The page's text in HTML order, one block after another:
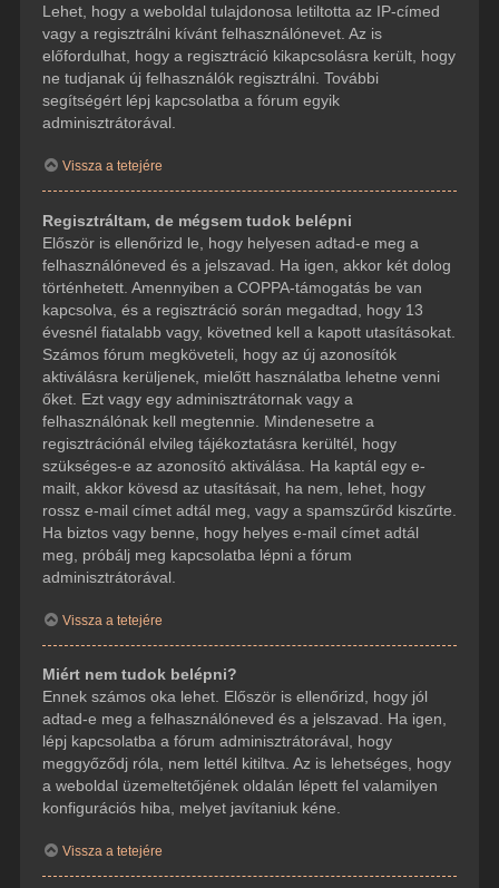
Lehet, hogy a weboldal tulajdonosa letiltotta az IP-címed
vagy a regisztrálni kívánt felhasználónevet. Az is
előfordulhat, hogy a regisztráció kikapcsolásra került, hogy
ne tudjanak új felhasználók regisztrálni. További
segítségért lépj kapcsolatba a fórum egyik
adminisztrátorával.
Vissza a tetejére
Regisztráltam, de mégsem tudok belépni
Először is ellenőrizd le, hogy helyesen adtad-e meg a
felhasználóneved és a jelszavad. Ha igen, akkor két dolog
történhetett. Amennyiben a COPPA-támogatás be van
kapcsolva, és a regisztráció során megadtad, hogy 13
évesnél fiatalabb vagy, követned kell a kapott utasításokat.
Számos fórum megköveteli, hogy az új azonosítók
aktiválásra kerüljenek, mielőtt használatba lehetne venni
őket. Ezt vagy egy adminisztrátornak vagy a
felhasználónak kell megtennie. Mindenesetre a
regisztrációnál elvileg tájékoztatásra kerültél, hogy
szükséges-e az azonosító aktiválása. Ha kaptál egy e-
mailt, akkor kövesd az utasításait, ha nem, lehet, hogy
rossz e-mail címet adtál meg, vagy a spamszűrőd kiszűrte.
Ha biztos vagy benne, hogy helyes e-mail címet adtál
meg, próbálj meg kapcsolatba lépni a fórum
adminisztrátorával.
Vissza a tetejére
Miért nem tudok belépni?
Ennek számos oka lehet. Először is ellenőrizd, hogy jól
adtad-e meg a felhasználóneved és a jelszavad. Ha igen,
lépj kapcsolatba a fórum adminisztrátorával, hogy
meggyőződj róla, nem lettél kitiltva. Az is lehetséges, hogy
a weboldal üzemeltetőjének oldalán lépett fel valamilyen
konfigurációs hiba, melyet javítaniuk kéne.
Vissza a tetejére